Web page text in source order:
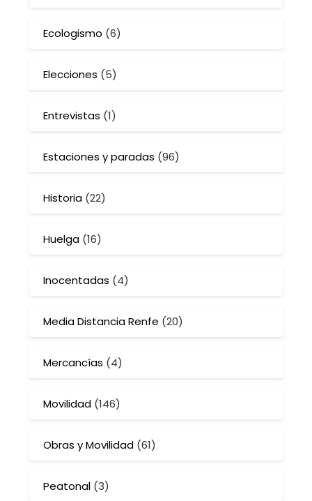
Ecologismo (6)
Elecciones (5)
Entrevistas (1)
Estaciones y paradas (96)
Historia (22)
Huelga (16)
Inocentadas (4)
Media Distancia Renfe (20)
Mercancías (4)
Movilidad (146)
Obras y Movilidad (61)
Peatonal (3)